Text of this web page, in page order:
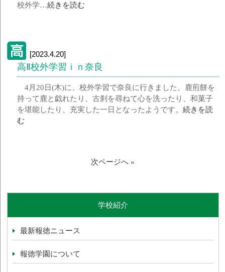
校外学…続きを読む
[2023.4.20]
高Ⅱ校外学習ｉｎ奈良
4月20日(木)に、校外学習で奈良に行きました。鹿煎餅を
持って鹿と戯れたり、古刹を尋ねて心を洗ったり、和菓子
を堪能したり、充実した一日となったようです。続きを読
む
次ページへ »
学校紹介
最新報徳ニュース
報徳学園について